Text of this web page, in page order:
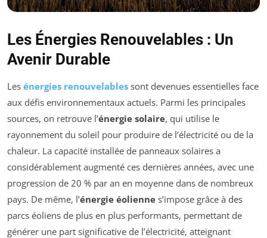
Les Énergies Renouvelables : Un
Avenir Durable
Les énergies renouvelables sont devenues essentielles face
aux défis environnementaux actuels. Parmi les principales
sources, on retrouve l’énergie solaire, qui utilise le
rayonnement du soleil pour produire de l’électricité ou de la
chaleur. La capacité installée de panneaux solaires a
considérablement augmenté ces dernières années, avec une
progression de 20 % par an en moyenne dans de nombreux
pays. De même, l’énergie éolienne s’impose grâce à des
parcs éoliens de plus en plus performants, permettant de
générer une part significative de l’électricité, atteignant